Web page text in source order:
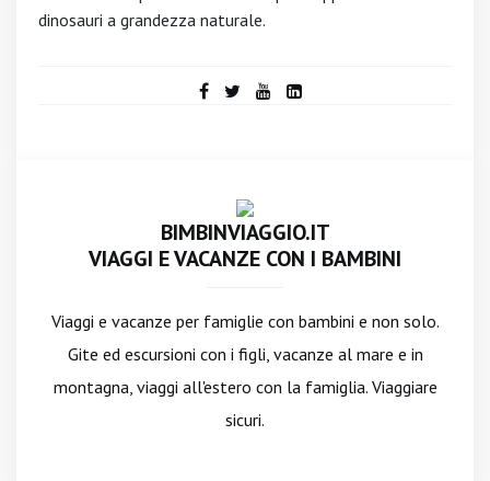
dinosauri a grandezza naturale.
BIMBINVIAGGIO.IT
VIAGGI E VACANZE CON I BAMBINI
Viaggi e vacanze per famiglie con bambini e non solo.
Gite ed escursioni con i figli, vacanze al mare e in
montagna, viaggi all'estero con la famiglia. Viaggiare
sicuri.